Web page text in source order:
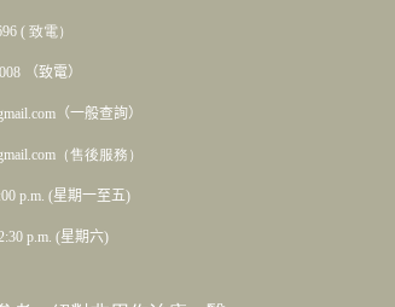
致電）
致電）
（一般查詢）
（售後服務）
p.m. (星期一至五)
(星期六)